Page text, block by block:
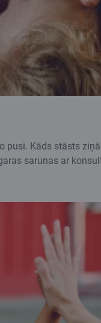
Kāds stāsts
sarunas ar